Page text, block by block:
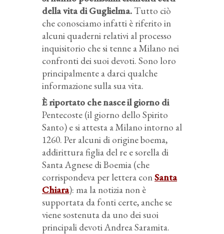
della vita di Guglielma. Tutto ciò
che conosciamo infatti è riferito in
alcuni quaderni relativi al processo
inquisitorio che si tenne a Milano nei
confronti dei suoi devoti. Sono loro
principalmente a darci qualche
informazione sulla sua vita.
È riportato che nasce il giorno di
Pentecoste (il giorno dello Spirito
Santo) e si attesta a Milano intorno al
1260. Per alcuni di origine boema,
addirittura figlia del re e sorella di
Santa Agnese di Boemia (che
corrispondeva per lettera conSanta
Chiara): ma la notizia non è
supportata da fonti certe, anche se
viene sostenuta da uno dei suoi
principali devoti Andrea Saramita.